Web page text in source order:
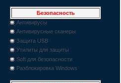
Безопасность
Антивирусы
Антивирусные сканеры
Защита USB
Утилиты для защиты
Soft для безопасности
Разблокировка Windows